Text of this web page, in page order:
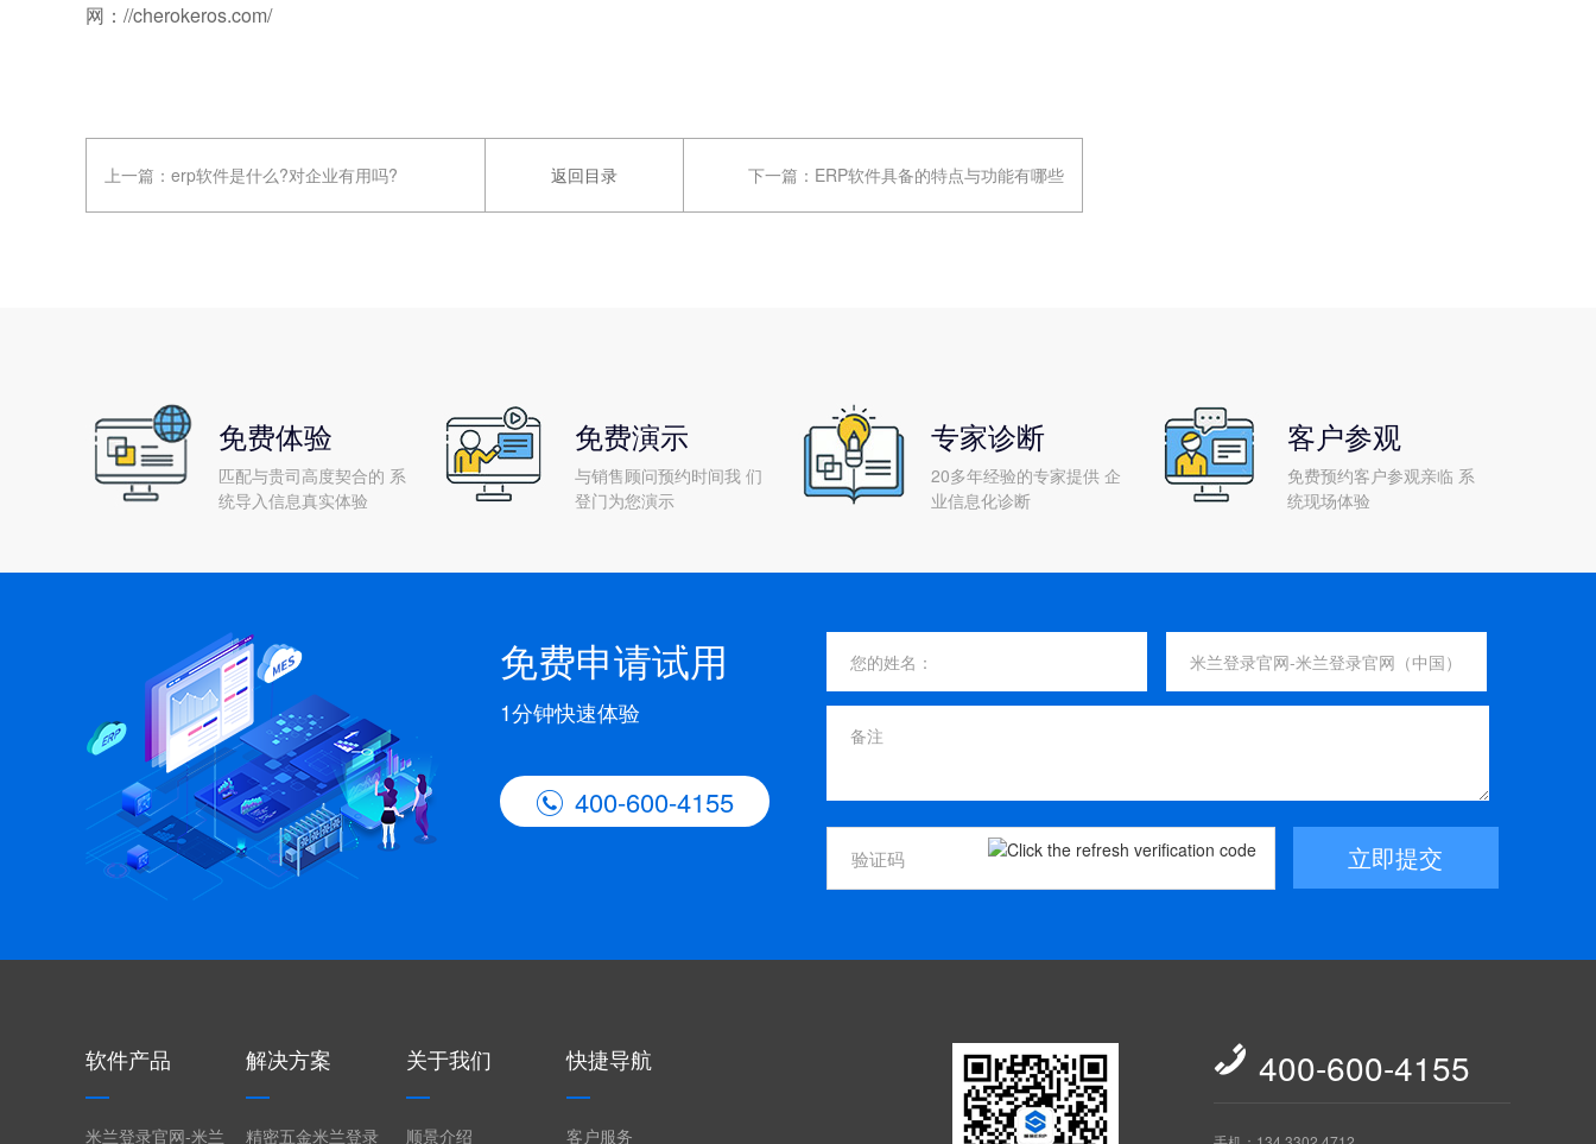
网：//cherokeros.com/
上一篇： erp软件是什么?对企业有用吗? 返回目录 下一篇： ERP软件具备的特点与功能有哪些
免费体验
匹配与贵司高度契合的 系
统导入信息真实体验
免费演示
与销售顾问预约时间我 们
登门为您演示
专家诊断
20多年经验的专家提供 企
业信息化诊断
客户参观
免费预约客户参观亲临 系
统现场体验
免费申请试用
1分钟快速体验
 400-600-4155
立即提交
软件产品
米兰登录官网-米兰
解决方案
精密五金米兰登录
关于我们
顺景介绍
快捷导航
客户服务
 400-600-4155